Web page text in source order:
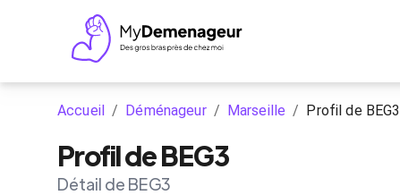
Accueil / Déménageur / Marseille / Profil de BEG3
Profil de BEG3
Détail de BEG3